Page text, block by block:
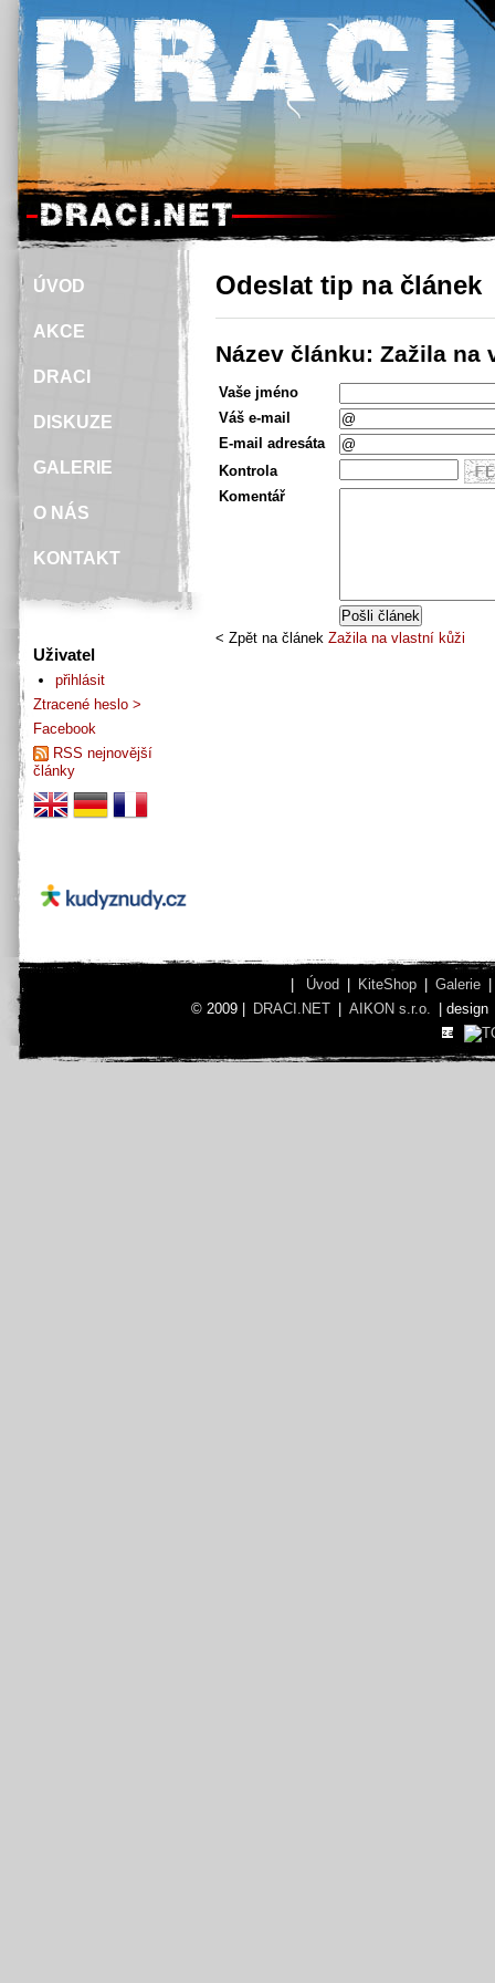
Odeslat tip na článek
Název článku: Zažila na
Vaše jméno
Váš e-mail
E-mail adresáta
Kontrola
Komentář
< Zpět na článek Zažila na vlastní kůži
ÚVOD
AKCE
DRACI
DISKUZE
GALERIE
O NÁS
KONTAKT
Uživatel
přihlásit
Ztracené heslo >
Facebook
RSS nejnovější
články
Úvod KiteShop Galerie
© 2009 |
DRACI.NET AIKON s.r.o. | design